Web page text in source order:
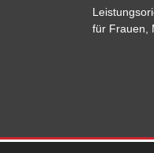
für Frauen,